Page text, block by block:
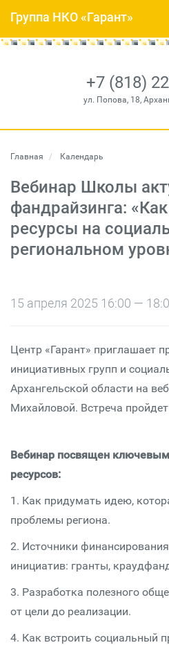
+7 (818)
ул. Попова, 18,
Группа НКО «Гарант»
Главная Календарь
Вебинар Школы
фандрайзинга:
ресурсы на
региональном
15 апреля 2025 16:00 —
Центр «Гарант» приглашает
инициативных групп и
Архангельской области на
Михайловой. Встреча
Вебинар посвящен
ресурсов:
1. Как придумать идею,
проблемы региона.
2. Источники
инициатив: гранты,
3. Разработка полезного
от цели до реализации.
4. Как встроить социальный